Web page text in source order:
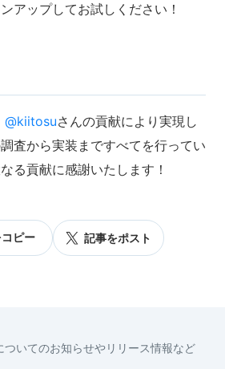
アップしてお試しください！
@kiitosuさんの貢献により実現し
査から実装まですべてを行ってい
る貢献に感謝いたします！
ピー 記事をポスト
ついてのお知らせやリリース情報など